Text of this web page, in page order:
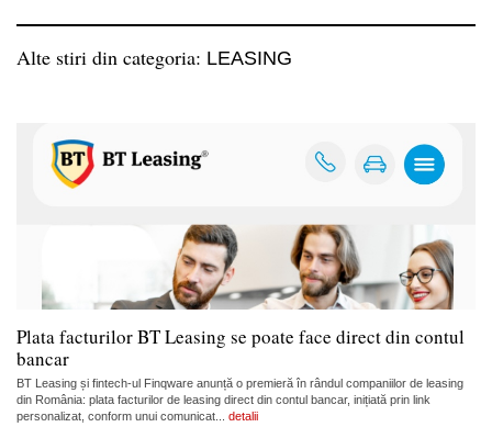
Alte stiri din categoria: LEASING
Plata facturilor BT Leasing se poate face direct din contul
bancar
BT Leasing și fintech-ul Finqware anunță o premieră în rândul companiilor de leasing
din România: plata facturilor de leasing direct din contul bancar, inițiată prin link
personalizat, conform unui comunicat... detalii